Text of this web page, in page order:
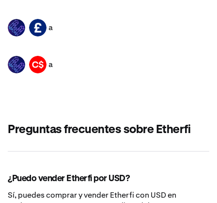
ETHFI GBP a
ETHFI CAD a
Preguntas frecuentes sobre Etherfi
¿Puedo vender Etherfi por USD?
Sí, puedes comprar y vender Etherfi con USD en